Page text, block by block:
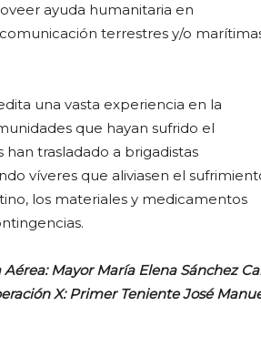
ayuda humanitaria en
terrestres y/o
una vasta experiencia en la
que hayan sufrido el
trasladado a brigadistas
víveres que aliviasen el
los materiales y medicamentos
Mayor María Elena Sánchez
X: Primer Teniente José